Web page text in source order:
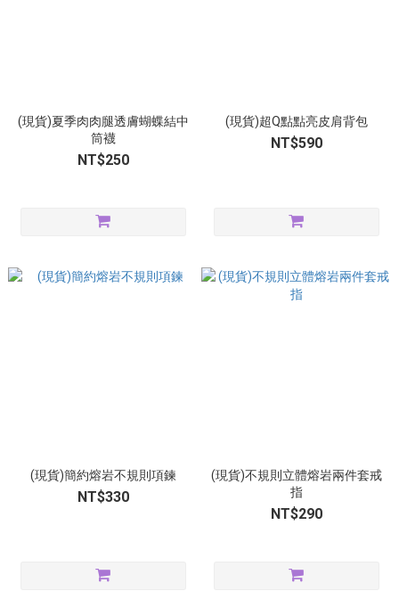
(現貨)夏季肉肉腿透膚蝴蝶結中
筒襪
NT$250
(現貨)超Q點點亮皮肩背包
NT$590
(現貨)簡約熔岩不規則項鍊
NT$330
(現貨)不規則立體熔岩兩件套戒
指
NT$290